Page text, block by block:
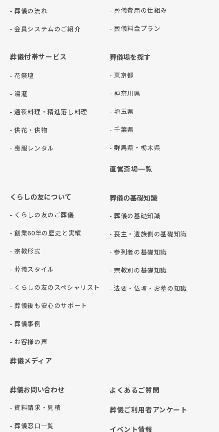
- 葬儀の流れ
- 会員システムのご紹介
- 葬儀費用の仕組み
- 葬儀料金プラン
葬儀付帯サービス
- 花祭壇
- 湯灌
- 通夜料理・精進落し料理
- 供花・供物
- 喪服レンタル
葬儀場を探す
- 東京都
- 神奈川県
- 埼玉県
- 千葉県
- 群⾺県・栃⽊県
直営斎場一覧
くらしの友について
- くらしの友のご葬儀
- 創業60年の歴史と実績
- 宗教形式
- 葬儀スタイル
- くらしの友のスペシャリスト
- 葬儀後も安心のサポート
- 葬儀事例
- お客様の声
葬儀メディア
葬儀の基礎知識
- 葬儀の基礎知識
- 喪主・遺族側の基礎知識
- 参列者の基礎知識
- 宗教別の基礎知識
- 法要・仏壇・お墓の知識
葬儀お問い合わせ
- 資料請求・見積
- 葬儀窓口一覧
よくあるご質問
葬儀ご利用者アンケート
イベント情報